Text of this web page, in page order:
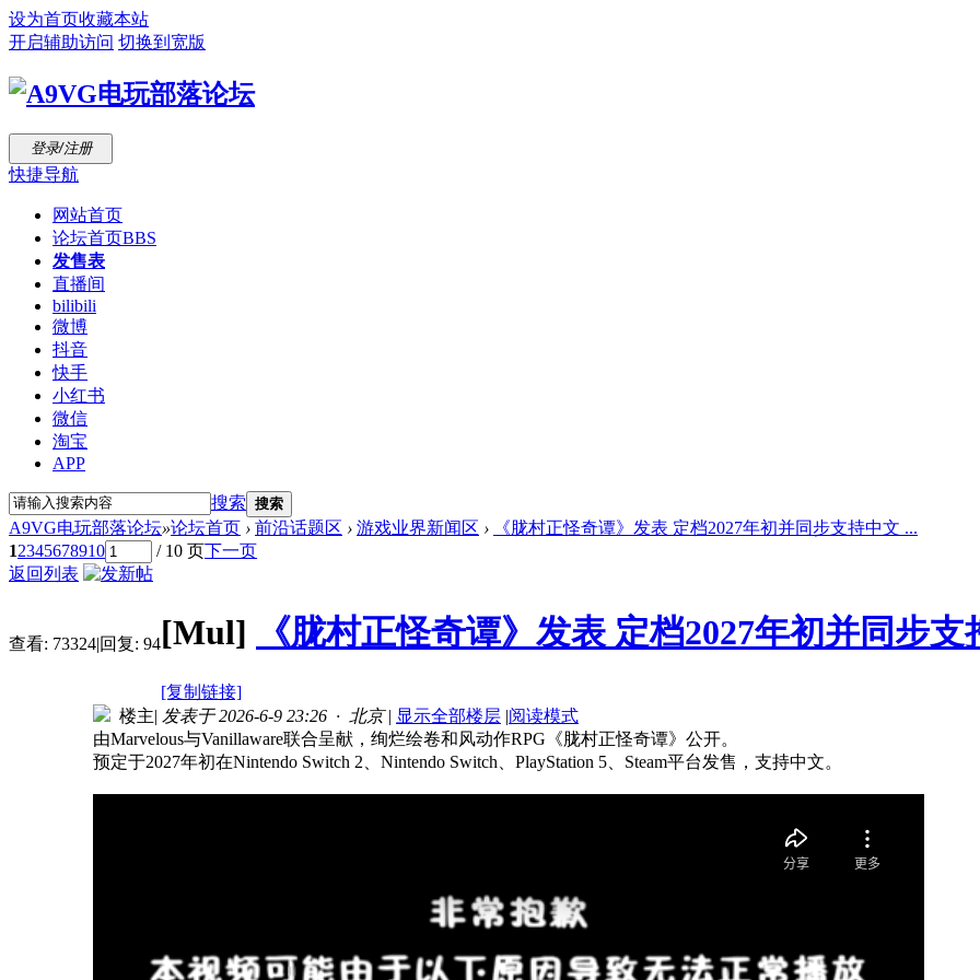
设为首页收藏本站
开启辅助访问 切换到宽版
登录/注册
快捷导航
网站首页
论坛首页BBS
发售表
直播间
bilibili
微博
抖音
快手
小红书
微信
淘宝
APP
搜索 搜索
A9VG电玩部落论坛»论坛首页 › 前沿话题区 › 游戏业界新闻区 ›
《胧村正怪奇谭》发表 定档2027年初并同步支持中文 ...
12345678910 / 10 页下一页
返回列表
查看: 73324|回复: 94[Mul] 《胧村正怪奇谭》发表 定档2027年初并同步支
[复制链接]
楼主| 发表于 2026-6-9 23:26 · 北京 | 显示全部楼层 |阅读模式
由Marvelous与Vanillaware联合呈献，绚烂绘卷和风动作RPG《胧村正怪奇谭》公开。
预定于2027年初在Nintendo Switch 2、Nintendo Switch、PlayStation 5、Steam平台发售，支持中文。